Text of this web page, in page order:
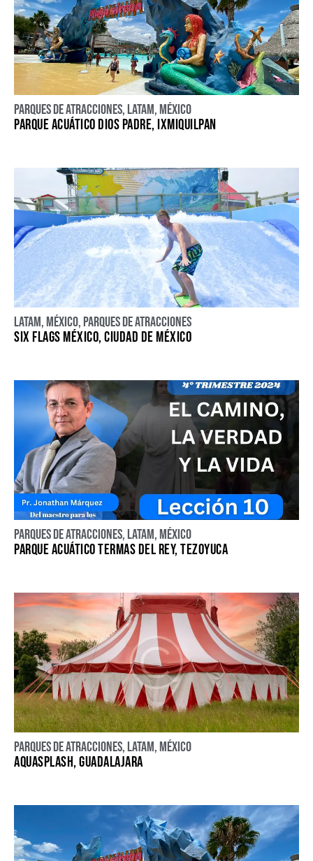
Parques de atracciones,LATAM,México
PARQUE ACUÁTICO DIOS PADRE, IXMIQUILPAN
LATAM,México,Parques de atracciones
SIX FLAGS MÉXICO, CIUDAD DE MÉXICO
Parques de atracciones,LATAM,México
PARQUE ACUÁTICO TERMAS DEL REY, TEZOYUCA
Parques de atracciones,LATAM,México
AQUASPLASH, GUADALAJARA